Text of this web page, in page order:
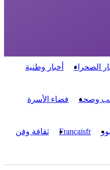
الصحراء أخبار وطنية
وصحة فضاء الأسرة
Françaisfr ثقافة وفن